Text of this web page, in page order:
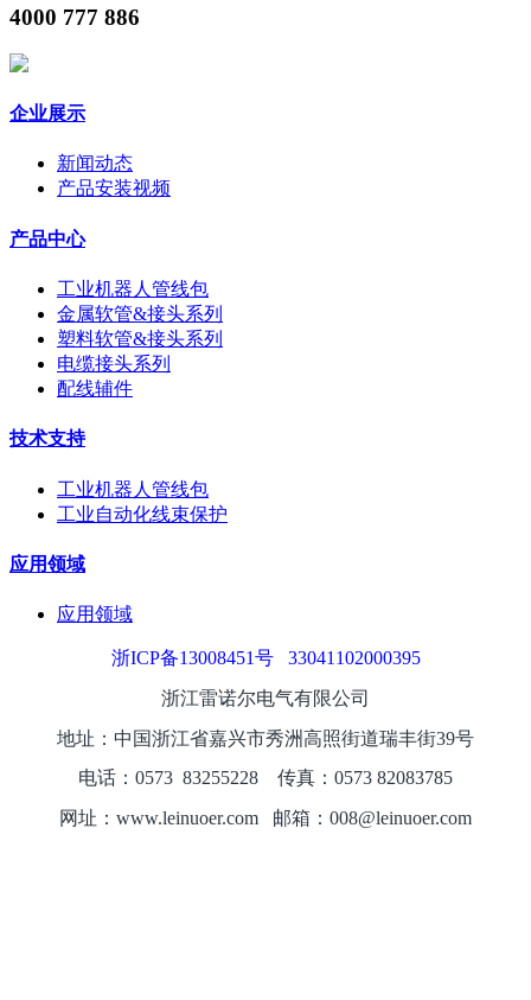
4000 777 886
企业展示
新闻动态
产品安装视频
产品中心
工业机器人管线包
金属软管&接头系列
塑料软管&接头系列
电缆接头系列
配线辅件
技术支持
工业机器人管线包
工业自动化线束保护
应用领域
应用领域
浙ICP备13008451号
33041102000395
浙江雷诺尔电气有限公司
地址：中国浙江省嘉兴市秀洲高照街道瑞丰街39号
电话：0573 83255228
传真：0573 82083785
网址：www.leinuoer.com 邮箱：008@leinuoer.com